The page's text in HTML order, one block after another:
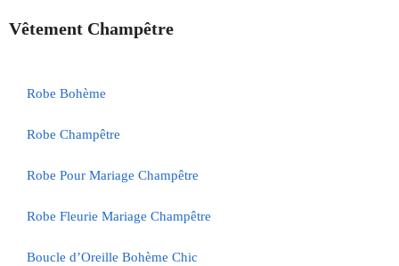
Vêtement Champêtre
Robe Bohème
Robe Champêtre
Robe Pour Mariage Champêtre
Robe Fleurie Mariage Champêtre
Boucle d’Oreille Bohème Chic